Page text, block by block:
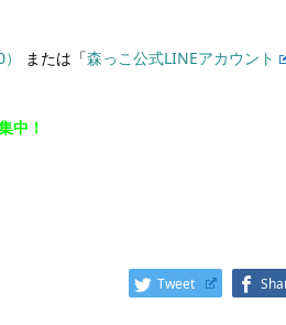
または「森っこ公式LINEアカウント
中！
Tweet